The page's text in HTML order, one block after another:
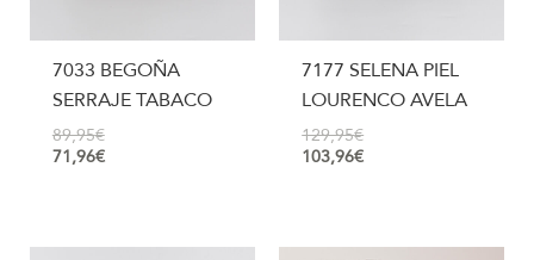
7033 BEGOÑA
SERRAJE TABACO
89,95€
71,96€
7177 SELENA PIEL
LOURENCO AVELA
129,95€
103,96€